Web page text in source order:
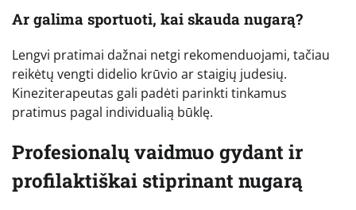
Ar galima sportuoti, kai skauda nugarą?
Lengvi pratimai dažnai netgi rekomenduojami, tačiau
reikėtų vengti didelio krūvio ar staigių judesių.
Kineziterapeutas gali padėti parinkti tinkamus
pratimus pagal individualią būklę.
Profesionalų vaidmuo gydant ir
profilaktiškai stiprinant nugarą